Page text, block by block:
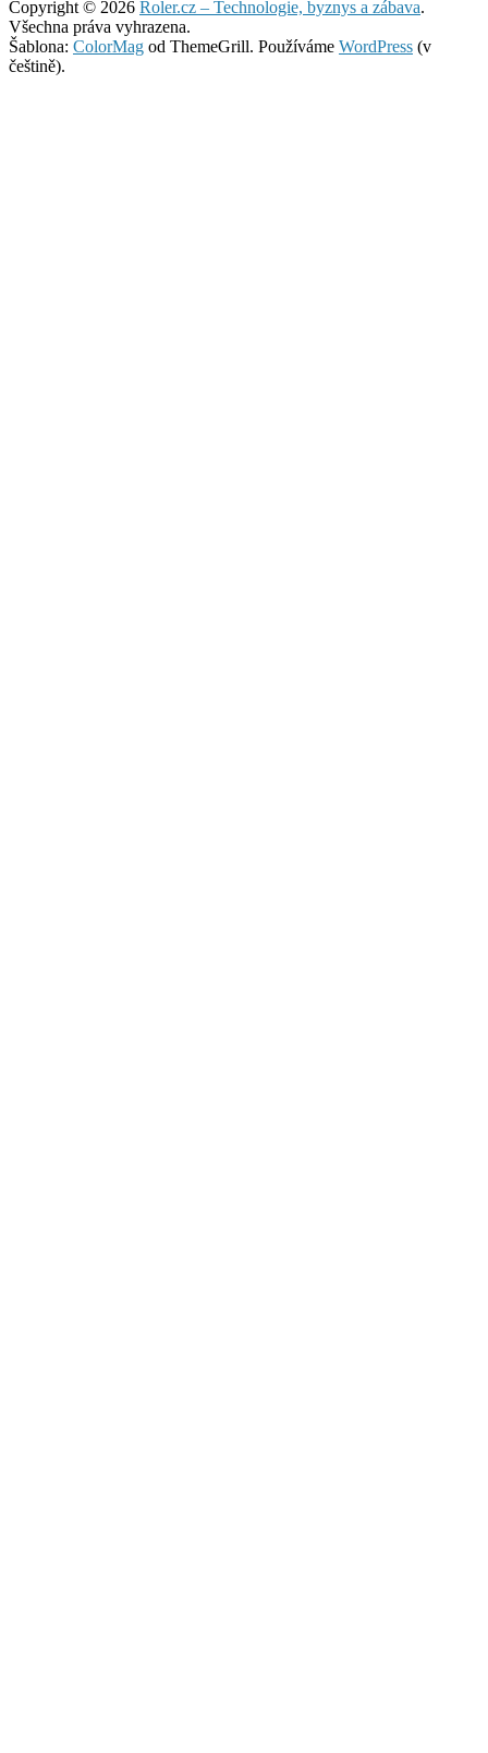
Copyright © 2026 Roler.cz – Technologie, byznys a zábava.
Všechna práva vyhrazena.
Šablona: ColorMag od ThemeGrill. Používáme WordPress (v
češtině).